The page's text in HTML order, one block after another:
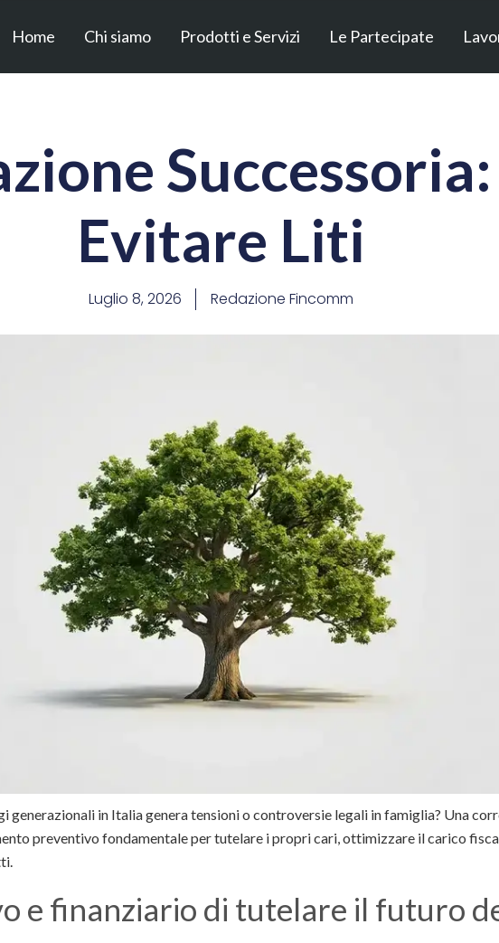
Home Chi siamo Prodotti e Servizi Le Partecipate
Evitare Liti
Luglio 8, 2026 Redazione Fincomm
generazionali in Italia genera tensioni o controversie legali in famiglia? Una
preventivo fondamentale per tutelare i propri cari, ottimizzare il carico
e finanziario di tutelare il futuro